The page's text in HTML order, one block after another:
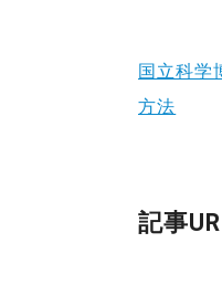
国立科学
方法
記事